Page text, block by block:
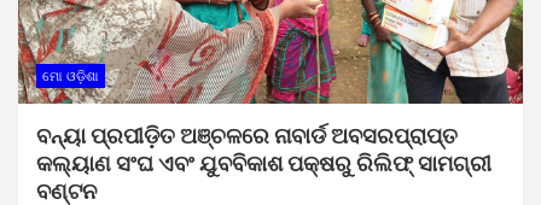
ମୋ ଓଡ଼ିଶା
ବନ୍ୟା ପ୍ରପୀଡ଼ିତ ଅଞ୍ଚଳରେ ନାବାର୍ଡ ଅବସରପ୍ରାପ୍ତ
କଲ୍ୟାଣ ସଂଘ ଏବଂ ଯୁବବିକାଶ ପକ୍ଷରୁ ରିଲିଫ୍ ସାମଗ୍ରୀ
ବଣ୍ଟନ